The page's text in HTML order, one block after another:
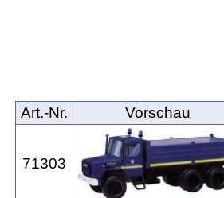
Art.‑Nr. Vorschau
71303